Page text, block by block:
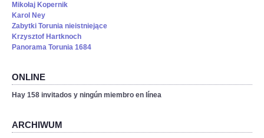
Mikołaj Kopernik
Karol Ney
Zabytki Torunia nieistniejące
Krzysztof Hartknoch
Panorama Torunia 1684
ONLINE
Hay 158 invitados y ningún miembro en línea
ARCHIWUM